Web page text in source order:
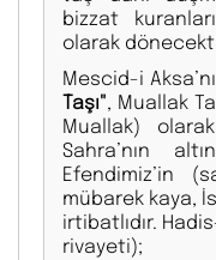
bizzat
olarak
Mescid-i
Taşı", Muallak
Muallak)
Sahra’nın
Efendimiz’in
mübarek kaya,
irtibatlıdır.
rivayeti);